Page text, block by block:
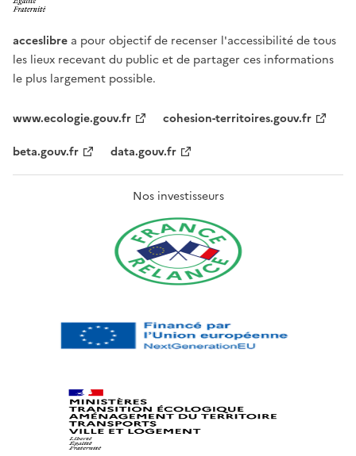
acceslibre a pour objectif de recenser l'accessibilité de tous
les lieux recevant du public et de partager ces informations
le plus largement possible.
www.ecologie.gouv.fr
cohesion-territoires.gouv.fr
beta.gouv.fr
data.gouv.fr
Nos investisseurs